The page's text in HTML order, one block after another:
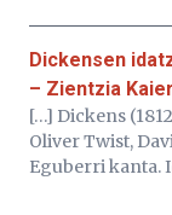
Dickensen
– Zientzia
[…] Dickens
Oliver Twist,
Eguberri kanta.